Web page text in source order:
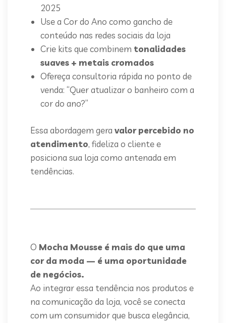
2025
Use a Cor do Ano como gancho de
conteúdo nas redes sociais da loja
Crie kits que combinem tonalidades
suaves + metais cromados
Ofereça consultoria rápida no ponto de
venda: “Quer atualizar o banheiro com a
cor do ano?”
Essa abordagem gera valor percebido no
atendimento, fideliza o cliente e
posiciona sua loja como antenada em
tendências.
O Mocha Mousse é mais do que uma
cor da moda — é uma oportunidade
de negócios.
Ao integrar essa tendência nos produtos e
na comunicação da loja, você se conecta
com um consumidor que busca elegância,